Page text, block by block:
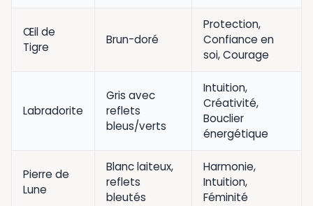
Œil de
Tigre
Brun-doré
Protection,
Confiance en
soi, Courage
Labradorite
Gris avec
reflets
bleus/verts
Intuition,
Créativité,
Bouclier
énergétique
Pierre de
Lune
Blanc laiteux,
reflets
bleutés
Harmonie,
Intuition,
Féminité